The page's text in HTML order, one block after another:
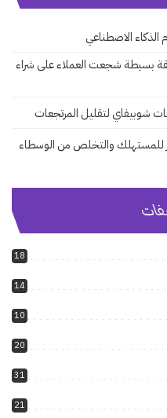
الاصطناعي
بسيطة شجعت العملاء على شراء
شوبيفاي لتقليل المرتجعات
للمستهلك والتخلص من الوسطاء
18
14
10
20
31
21